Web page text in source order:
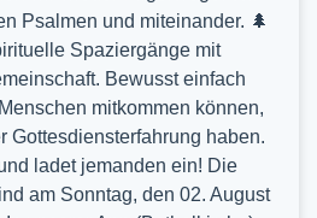
Psalmen und miteinander. 🌲
Spaziergänge mit
Bewusst einfach
mitkommen können,
Gottesdiensterfahrung haben.
ladet jemanden ein! Die
am Sonntag, den 02. August